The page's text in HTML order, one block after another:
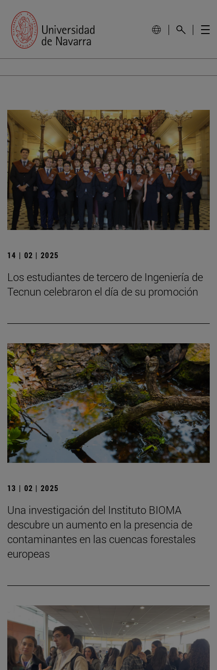
14 | 02 | 2025
Los estudiantes de tercero de Ingeniería de
Tecnun celebraron el día de su promoción
13 | 02 | 2025
Una investigación del Instituto BIOMA
descubre un aumento en la presencia de
contaminantes en las cuencas forestales
europeas